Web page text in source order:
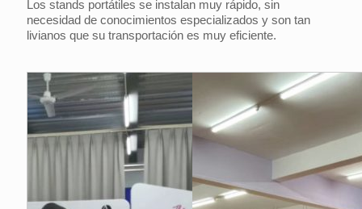
Los stands portátiles se instalan muy rápido, sin
necesidad de conocimientos especializados y son tan
livianos que su transportación es muy eficiente.